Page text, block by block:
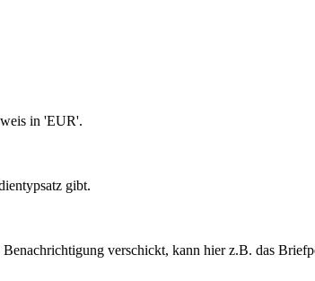
in 'EUR'.
gibt.
verschickt, kann hier z.B. das